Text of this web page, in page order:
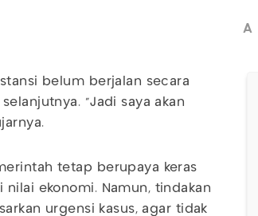
A
belum berjalan secara
"Jadi saya akan
tetap berupaya keras
ekonomi. Namun, tindakan
urgensi kasus, agar tidak